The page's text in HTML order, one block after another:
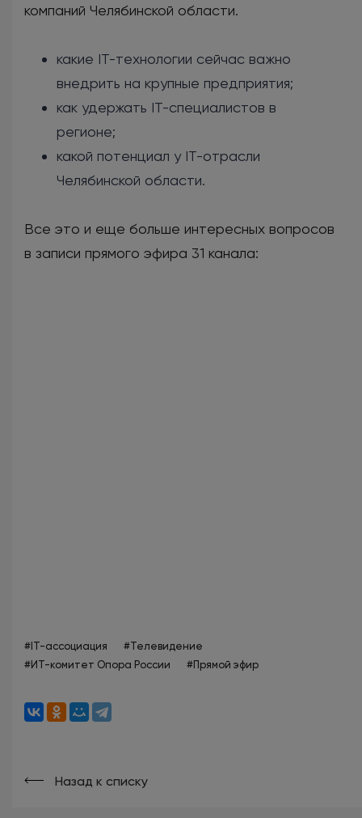
компаний Челябинской области.
какие IT-технологии сейчас важно
внедрить на крупные предприятия;
как удержать IT-специалистов в
регионе;
какой потенциал у IT-отрасли
Челябинской области.
Все это и еще больше интересных вопросов
в записи прямого эфира 31 канала:
#IT-ассоциация
#Телевидение
#ИТ-комитет Опора России
#Прямой эфир
Назад к списку